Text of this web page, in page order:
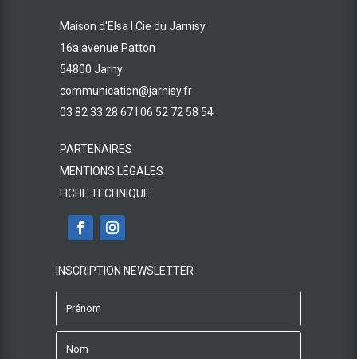
Maison d'Elsa I Cie du Jarnisy
16a avenue Patton
54800 Jarny
communication@jarnisy.fr
03 82 33 28 67 I 06 52 72 58 54
PARTENAIRES
MENTIONS LÉGALES
FICHE TECHNIQUE
INSCRIPTION NEWSLETTER